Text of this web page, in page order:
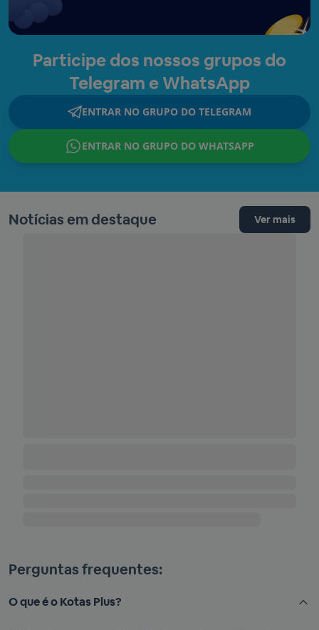
Participe dos nossos grupos do
Telegram e WhatsApp
ENTRAR NO GRUPO DO TELEGRAM
ENTRAR NO GRUPO DO WHATSAPP
Notícias em destaque Ver mais
Perguntas frequentes:
O que é o Kotas Plus?